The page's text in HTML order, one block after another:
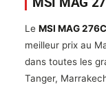
Le MSI MAG
meilleur prix au
dans toutes les
Tanger,